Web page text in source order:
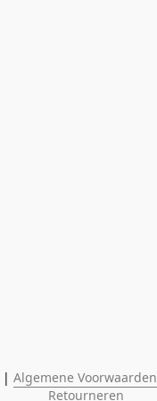
| Algemene Voorwaarden
Retourneren